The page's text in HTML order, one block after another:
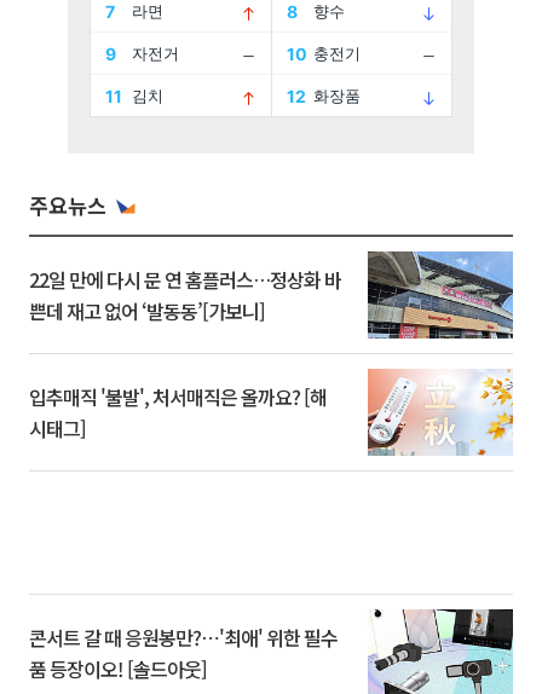
주요뉴스
22일 만에 다시 문 연 홈플러스…정상화 바
쁜데 재고 없어 ‘발동동’[가보니]
입추매직 '불발', 처서매직은 올까요? [해
시태그]
콘서트 갈 때 응원봉만?⋯'최애' 위한 필수
품 등장이오! [솔드아웃]